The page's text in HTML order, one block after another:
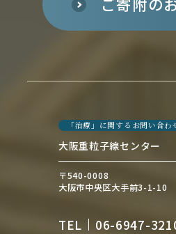
「治療」に関するお問い合わ
大阪重粒子線センター
〒540-0008
大阪市中央区大手前3-1-10
TEL
06-6947-